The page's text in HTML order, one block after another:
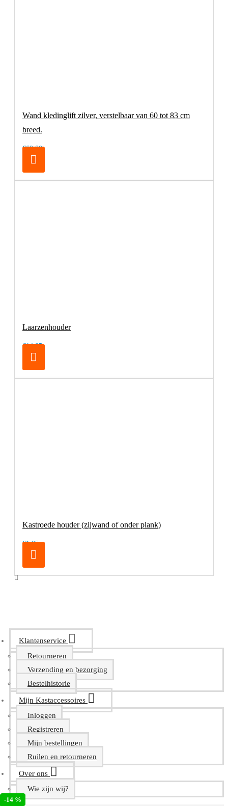
-14 %
Wand kledinglift zilver, verstelbaar van 60 tot 83 cm
breed.
€69,00
Laarzenhouder
€14,95
Kastroede houder (zijwand of onder plank)
€1,95
Klantenservice
Retourneren
Verzending en bezorging
Bestelhistorie
Mijn Kastaccessoires
Inloggen
Registreren
Mijn bestellingen
Ruilen en retourneren
Over ons
Wie zijn wij?